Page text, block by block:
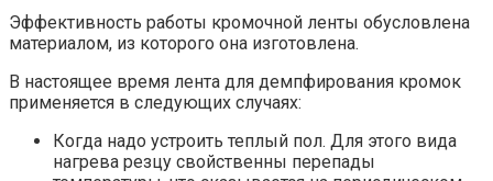
Эффективность работы кромочной ленты обусловлена ​​
материалом, из которого она изготовлена.
В настоящее время лента для демпфирования кромок
применяется в следующих случаях:
Когда надо устроить теплый пол. Для этого вида
нагрева резцу свойственны перепады